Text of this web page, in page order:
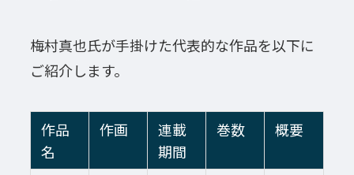
梅村真也氏が手掛けた代表的な作品を以下に
ご紹介します。
作品
名
作画
連載
期間
巻数 概要